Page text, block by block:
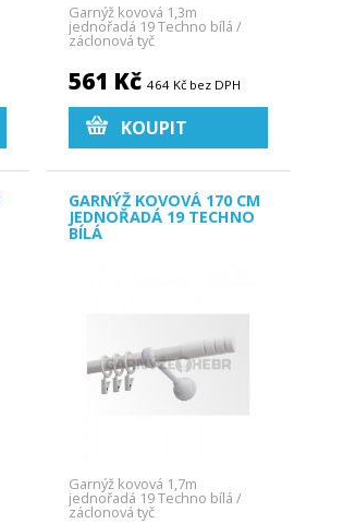
Garnýž kovová 1,3m
jednořadá 19 Techno bílá /
záclonová tyč
561 Kč464 Kč bez DPH
KOUPIT
GARNÝŽ KOVOVÁ 170 CM
JEDNOŘADÁ 19 TECHNO
BÍLÁ
Garnýž kovová 1,7m
jednořadá 19 Techno bílá /
záclonová tyč